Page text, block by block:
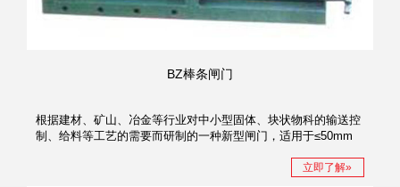
BZ棒条闸门
根据建材、矿山、冶金等行业对中小型固体、块状物科的输送控
制、给料等工艺的需要而研制的一种新型闸门，适用于≤50mm
立即了解»